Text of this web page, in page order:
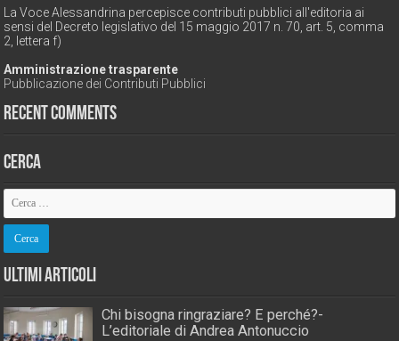
La Voce Alessandrina percepisce contributi pubblici all'editoria ai
sensi del Decreto legislativo del 15 maggio 2017 n. 70, art. 5, comma
2, lettera f)
Amministrazione trasparente
Pubblicazione dei Contributi Pubblici
Recent Comments
Cerca
Ultimi Articoli
Chi bisogna ringraziare? E perché?-
L’editoriale di Andrea Antonuccio